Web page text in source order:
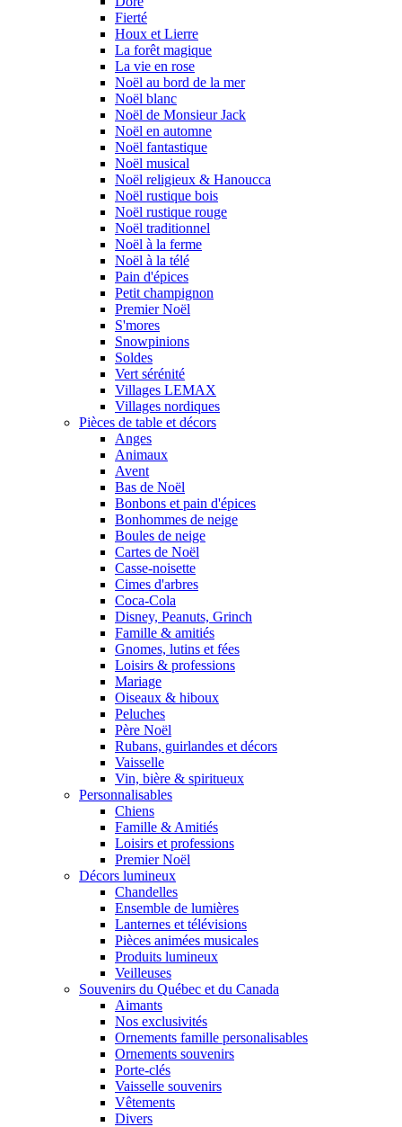
Fierté
Houx et Lierre
La forêt magique
La vie en rose
Noël au bord de la mer
Noël blanc
Noël de Monsieur Jack
Noël en automne
Noël fantastique
Noël musical
Noël religieux & Hanoucca
Noël rustique bois
Noël rustique rouge
Noël traditionnel
Noël à la ferme
Noël à la télé
Pain d'épices
Petit champignon
Premier Noël
S'mores
Snowpinions
Soldes
Vert sérénité
Villages LEMAX
Villages nordiques
Pièces de table et décors
Anges
Animaux
Avent
Bas de Noël
Bonbons et pain d'épices
Bonhommes de neige
Boules de neige
Cartes de Noël
Casse-noisette
Cimes d'arbres
Coca-Cola
Disney, Peanuts, Grinch
Famille & amitiés
Gnomes, lutins et fées
Loisirs & professions
Mariage
Oiseaux & hiboux
Peluches
Père Noël
Rubans, guirlandes et décors
Vaisselle
Vin, bière & spiritueux
Personnalisables
Chiens
Famille & Amitiés
Loisirs et professions
Premier Noël
Décors lumineux
Chandelles
Ensemble de lumières
Lanternes et télévisions
Pièces animées musicales
Produits lumineux
Veilleuses
Souvenirs du Québec et du Canada
Aimants
Nos exclusivités
Ornements famille personalisables
Ornements souvenirs
Porte-clés
Vaisselle souvenirs
Vêtements
Divers